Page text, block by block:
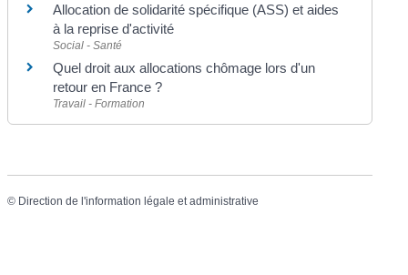
Allocation de solidarité spécifique (ASS) et aides
à la reprise d'activité
Social - Santé
Quel droit aux allocations chômage lors d'un
retour en France ?
Travail - Formation
© Direction de l'information légale et administrative